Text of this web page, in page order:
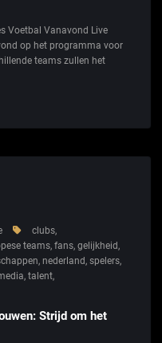
Voetbal Vanavond Live
op het programma voor
teams zullen het
clubs,
teams, fans, gelijkheid,
, nederland, spelers,
, talent,
Strijd om het